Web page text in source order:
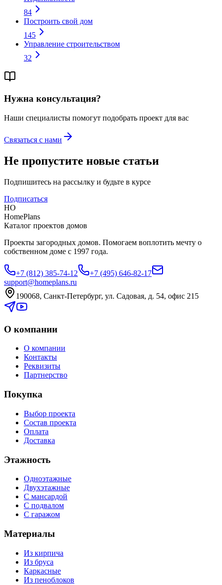
84
Построить свой дом
145
Управление строительством
32
Нужна консультация?
Наши специалисты помогут подобрать проект для вас
Связаться с нами
Не пропустите новые статьи
Подпишитесь на рассылку и будьте в курсе
Подписаться
HO
HomePlans
Каталог проектов домов
Проекты загородных домов. Помогаем воплотить мечту о
собственном доме с 1997 года.
+7 (812) 385-74-12
+7 (495) 646-82-17
support@homeplans.ru
190068, Санкт-Петербург, ул. Садовая, д. 54, офис 215
О компании
О компании
Контакты
Реквизиты
Партнерство
Покупка
Выбор проекта
Состав проекта
Оплата
Доставка
Этажность
Одноэтажные
Двухэтажные
С мансардой
С подвалом
С гаражом
Материалы
Из кирпича
Из бруса
Каркасные
Из пеноблоков